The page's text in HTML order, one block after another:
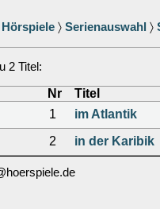
Hörspiele 〉 Serienauswahl 〉
2 Titel:
Nr
Titel
1
im Atlantik
2 in der Karibik